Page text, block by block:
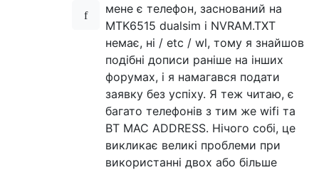
мене є телефон, заснований на
MTK6515 dualsim і NVRAM.TXT
немає, ні / etc / wl, тому я знайшов
подібні дописи раніше на інших
форумах, і я намагався подати
заявку без успіху. Я теж читаю, є
багато телефонів з тим же wifi та
BT MAC ADDRESS. Нічого собі, це
викликає великі проблеми при
використанні двох або більше